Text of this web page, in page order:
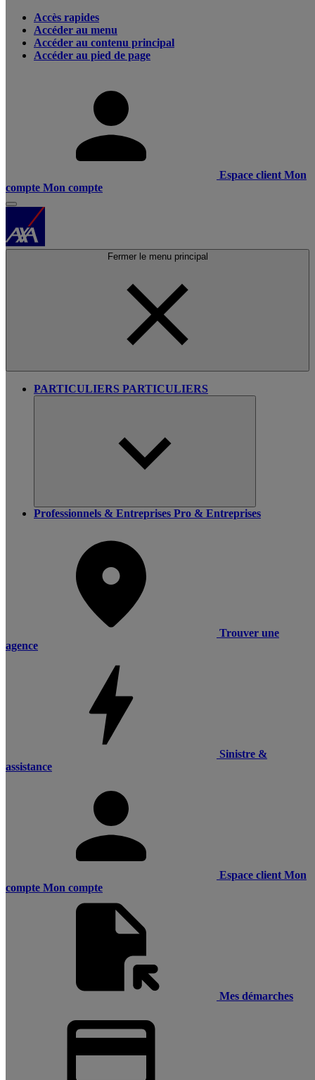
Accès rapides
Accéder au menu
Accéder au contenu principal
Accéder au pied de page
Espace client Mon
compte Mon compte
Fermer le menu principal
PARTICULIERS PARTICULIERS
Professionnels & Entreprises Pro & Entreprises
Trouver une
agence
Sinistre &
assistance
Espace client Mon
compte Mon compte
Mes démarches